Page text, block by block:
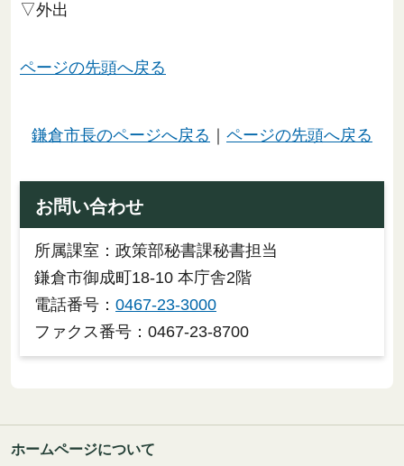
▽外出
ページの先頭へ戻る
鎌倉市長のページへ戻る ｜ ページの先頭へ戻る
お問い合わせ
所属課室：政策部秘書課秘書担当
鎌倉市御成町18-10 本庁舎2階
電話番号： 0467-23-3000
ファクス番号：0467-23-8700
ホームページについて